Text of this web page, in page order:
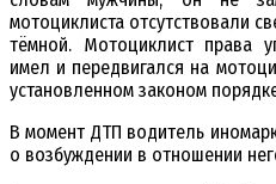
мотоциклиста отсутствовали
тёмной. Мотоциклист права
имел и передвигался на
установленном законом
В момент ДТП водитель
о возбуждении в отношении